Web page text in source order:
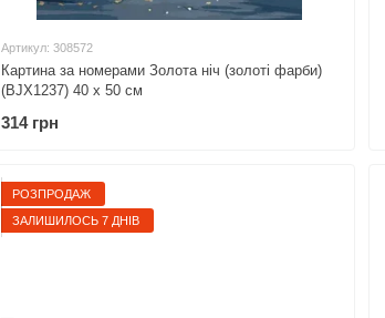
Артикул: 308572
Картина за номерами Золота ніч (золоті фарби)
(BJX1237) 40 х 50 см
314 грн
РОЗПРОДАЖ
ЗАЛИШИЛОСЬ 7 ДНІВ